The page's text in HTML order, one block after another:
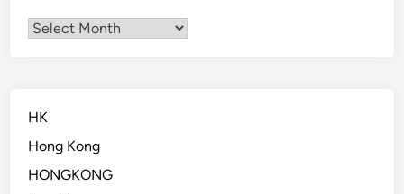
Archives
HK
Hong Kong
HONGKONG